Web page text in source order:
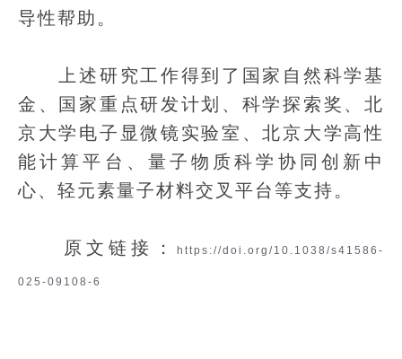
导性帮助。
上述研究工作得到了国家自然科学基
金、国家重点研发计划、科学探索奖、北
京大学电子显微镜实验室、北京大学高性
能计算平台、量子物质科学协同创新中
心、轻元素量子材料交叉平台等支持。
原文链接： https://doi.org/10.1038/s41586-
025-09108-6